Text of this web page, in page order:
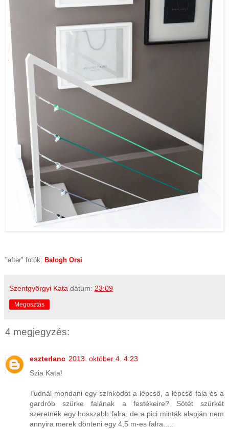
"after" fotók: Balogh Orsi
Szentgyörgyi Kata dátum: 23:09
Megosztás
4 megjegyzés:
eszterlanc 2013. október 4. 4:23
Szia Kata!
Tudnál mondani egy színkódot a lépcső, a lépcső fala és a
gardrób szürke falának a festékeire? Sötét szürkét
szeretnék egy hosszabb falra, de a pici minták alapján nem
annyira merek dönteni egy 4,5 m-es falra.....